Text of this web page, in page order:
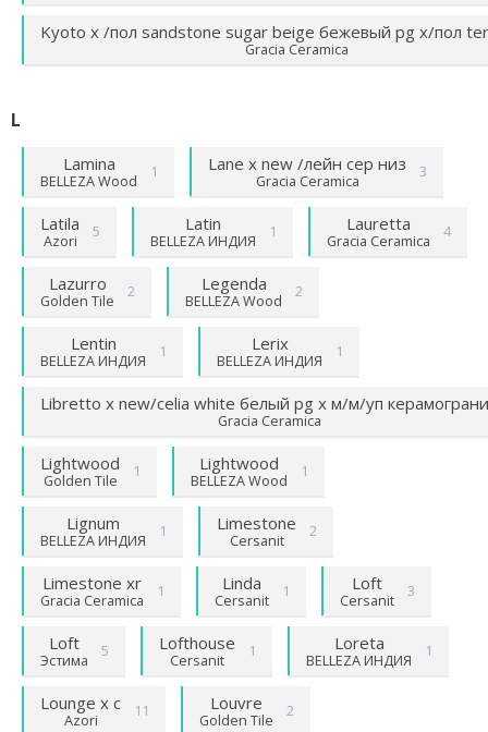
Kyoto х /пол sandstone sugar beige бежевый pg х/пол
Gracia Ceramica
L
Lamina
BELLEZA Wood
1 Lane х new /лейн сер низ
Gracia Ceramica
3
Latila
Azori
5 Latin
BELLEZA ИНДИЯ
1 Lauretta
Gracia Ceramica
4
Lazurro
Golden Tile
2 Legenda
BELLEZA Wood
2
Lentin
BELLEZA ИНДИЯ
1 Lerix
BELLEZA ИНДИЯ
1
Libretto х new/celia white белый pg х м/м/уп
Gracia Ceramica
Lightwood
Golden Tile
1 Lightwood
BELLEZA Wood
1
Lignum
BELLEZA ИНДИЯ
1 Limestone
Cersanit
2
Limestone хr
Gracia Ceramica
1 Linda
Cersanit
1 Loft
Cersanit
3
Loft
Эстима
5 Lofthouse
Cersanit
1 Loreta
BELLEZA ИНДИЯ
1
Lounge х с
Azori
11 Louvre
Golden Tile
2